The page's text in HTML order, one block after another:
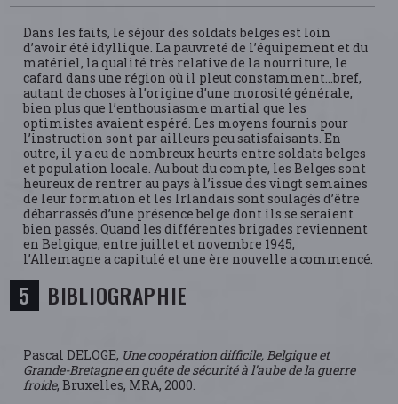
Dans les faits, le séjour des soldats belges est loin
d’avoir été idyllique. La pauvreté de l’équipement et du
matériel, la qualité très relative de la nourriture, le
cafard dans une région où il pleut constamment…bref,
autant de choses à l’origine d’une morosité générale,
bien plus que l’enthousiasme martial que les
optimistes avaient espéré. Les moyens fournis pour
l’instruction sont par ailleurs peu satisfaisants. En
outre, il y a eu de nombreux heurts entre soldats belges
et population locale. Au bout du compte, les Belges sont
heureux de rentrer au pays à l’issue des vingt semaines
de leur formation et les Irlandais sont soulagés d’être
débarrassés d’une présence belge dont ils se seraient
bien passés. Quand les différentes brigades reviennent
en Belgique, entre juillet et novembre 1945,
l’Allemagne a capitulé et une ère nouvelle a commencé.
BIBLIOGRAPHIE
Pascal DELOGE, Une coopération difficile, Belgique et
Grande-Bretagne en quête de sécurité à l’aube de la guerre
froide, Bruxelles, MRA, 2000.